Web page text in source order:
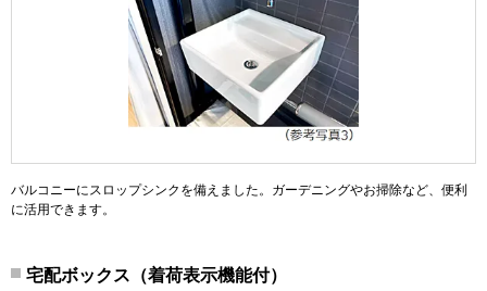
バルコニーにスロップシンクを備えました。ガーデニングやお掃除など、便利
に活用できます。
宅配ボックス（着荷表示機能付）